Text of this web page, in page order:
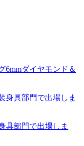
ダイヤモンド＆
具部門で出場しま